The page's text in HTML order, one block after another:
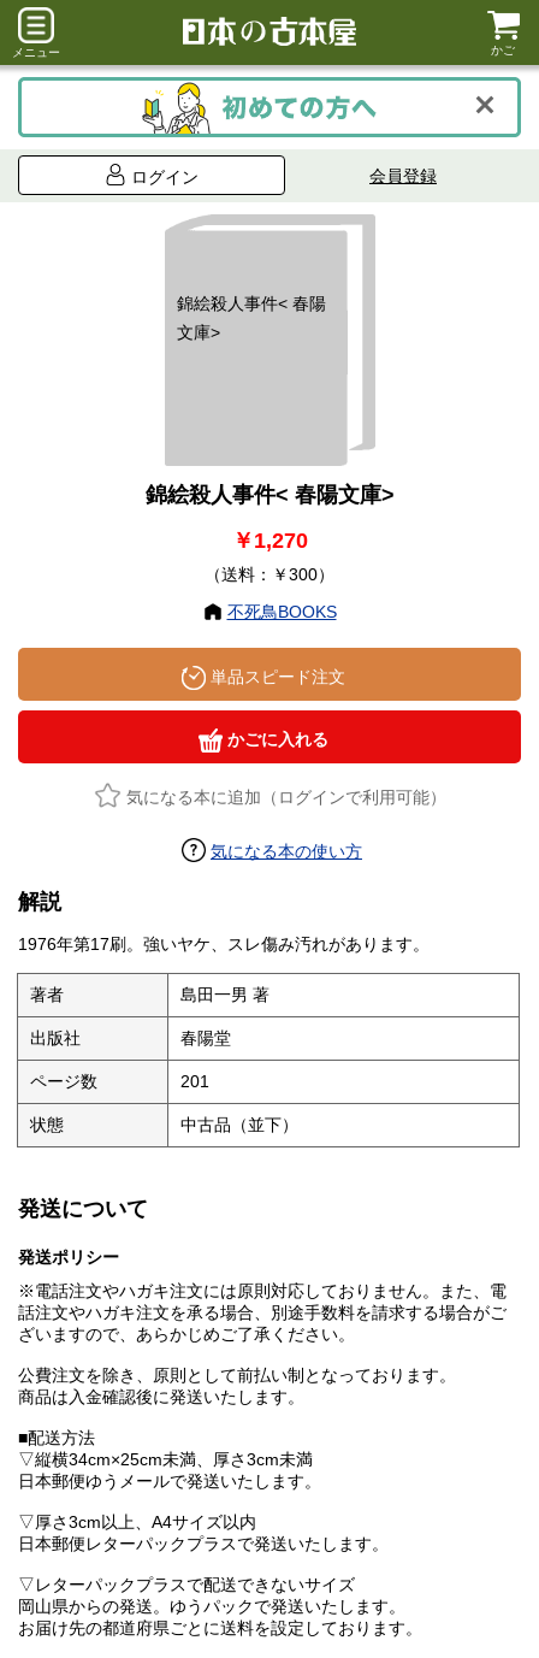
メニュー かご
ログイン 会員登録
錦絵殺人事件< 春陽
文庫>
錦絵殺人事件< 春陽文庫>
￥1,270
（送料：￥300）
不死鳥BOOKS
単品スピード注文
かごに入れる
気になる本に追加（ログインで利用可能）
気になる本の使い方
解説
1976年第17刷。強いヤケ、スレ傷み汚れがあります。
著者 島田一男 著
出版社 春陽堂
ページ数 201
状態 中古品（並下）
発送について
発送ポリシー
※電話注文やハガキ注文には原則対応しておりません。また、電
話注文やハガキ注文を承る場合、別途手数料を請求する場合がご
ざいますので、あらかじめご了承ください。
公費注文を除き、原則として前払い制となっております。
商品は入金確認後に発送いたします。
■配送方法
▽縦横34cm×25cm未満、厚さ3cm未満
日本郵便ゆうメールで発送いたします。
▽厚さ3cm以上、A4サイズ以内
日本郵便レターパックプラスで発送いたします。
▽レターパックプラスで配送できないサイズ
岡山県からの発送。ゆうパックで発送いたします。
お届け先の都道府県ごとに送料を設定しております。